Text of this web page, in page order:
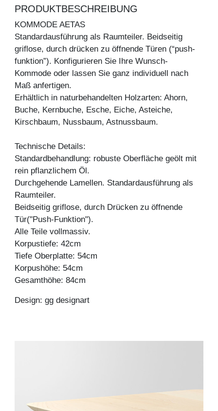
PRODUKTBESCHREIBUNG
KOMMODE AETAS
Standardausführung als Raumteiler. Beidseitig
griflose, durch drücken zu öffnende Türen (“push-
funktion”). Konfigurieren Sie Ihre Wunsch-
Kommode oder lassen Sie ganz individuell nach
Maß anfertigen.
Erhältlich in naturbehandelten Holzarten: Ahorn,
Buche, Kernbuche, Esche, Eiche, Asteiche,
Kirschbaum, Nussbaum, Astnussbaum.
Technische Details:
Standardbehandlung: robuste Oberfläche geölt mit
rein pflanzlichem Öl.
Durchgehende Lamellen. Standardausführung als
Raumteiler.
Beidseitig griflose, durch Drücken zu öffnende
Tür("Push-Funktion").
Alle Teile vollmassiv.
Korpustiefe: 42cm
Tiefe Oberplatte: 54cm
Korpushöhe: 54cm
Gesamthöhe: 84cm
Design: gg designart